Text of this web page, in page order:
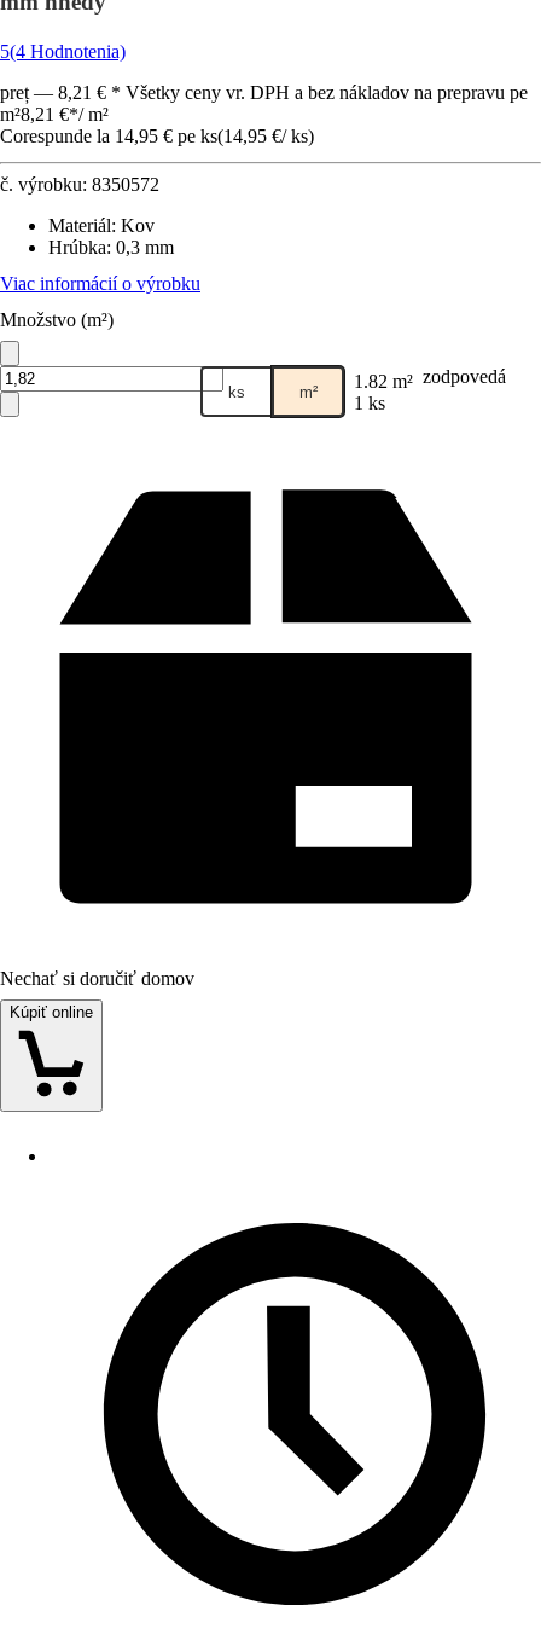
5(4 Hodnotenia)
preț — 8,21 € * Všetky ceny vr. DPH a bez nákladov na prepravu pe
m²8,21 €*/ m²
Corespunde la 14,95 € pe ks(14,95 €/ ks)
č. výrobku: 8350572
Materiál: Kov
Hrúbka: 0,3 mm
Viac informácií o výrobku
Množstvo (m²)
ks m² 1.82 m² zodpovedá
1 ks
Nechať si doručiť domov
Kúpiť online